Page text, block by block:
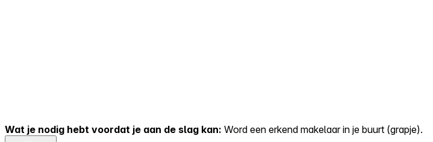
Wat je nodig hebt voordat je aan de slag kan: Word een erkend makelaar in je buurt (grapje).